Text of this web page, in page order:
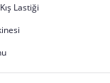
Lastiği